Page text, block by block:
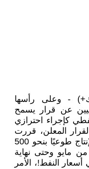
- وعلى رأسها
عن قرار يسمح
كإجراء احترازي
المعلن، قررت
كل من روسيا والسعودية خفض الإنتاج طوعيًا بنحو 500
من مايو وحتى نهاية
أسعار النفط!، الأمر